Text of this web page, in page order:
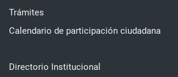
Trámites
Calendario de participación ciudadana
Directorio Institucional